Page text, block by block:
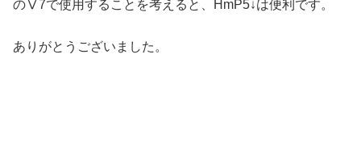
のⅤ7で使用することを考えると、HmP5↓は便利です。
ありがとうございました。